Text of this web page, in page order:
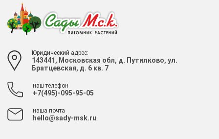
Юридический адрес:
143441, Московская обл, д. Путилково, ул.
Братцевская, д. 6 кв. 7
наш телефон
+7(495)-095-95-05
наша почта
hello@sady-msk.ru